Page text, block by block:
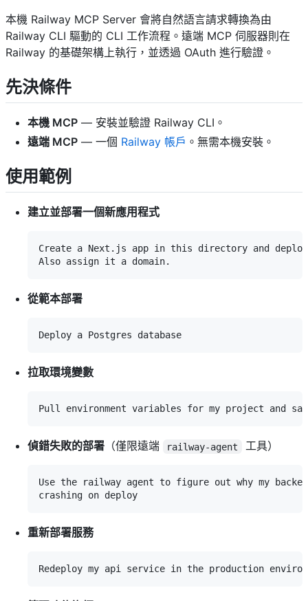
本機 Railway MCP Server 會將自然語言請求轉換為由
Railway CLI 驅動的 CLI 工作流程。遠端 MCP 伺服器則在
Railway 的基礎架構上執行，並透過 OAuth 進行驗證。
先決條件
本機 MCP — 安裝並驗證 Railway CLI 。
遠端 MCP — 一個 Railway 帳戶 。無需本機安裝。
使用範例
建立並部署一個新應用程式
Create a Next.js app in this directory and
從範本部署
拉取環境變數
偵錯失敗的部署 （僅限遠端 railway-agent 工具）
Use the railway agent to figure out why my
重新部署服務